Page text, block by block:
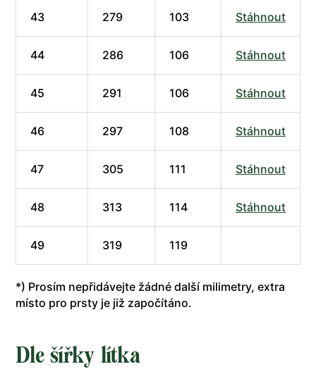
43 279 103 Stáhnout
44 286 106 Stáhnout
45 291 106 Stáhnout
46 297 108 Stáhnout
47 305 111 Stáhnout
48 313 114 Stáhnout
49 319 119
*) Prosím nepřidávejte žádné další milimetry, extra
místo pro prsty je již započítáno.
Dle šířky lítka